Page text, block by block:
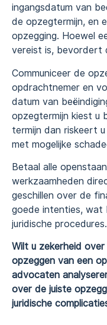
ingangsdatum van
de opzegtermijn, en
opzegging. Hoewel
vereist is, bevordert
Communiceer de
opdrachtnemer en
datum van
opzegtermijn kiest u
termijn dan riskeert
met mogelijke
Betaal alle
werkzaamheden
geschillen over de
goede intenties, wat
juridische procedures.
Wilt u zekerheid
opzeggen van een
advocaten
over de juiste
juridische